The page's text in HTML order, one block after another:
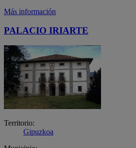
Más información
PALACIO IRIARTE
Territorio:
Gipuzkoa